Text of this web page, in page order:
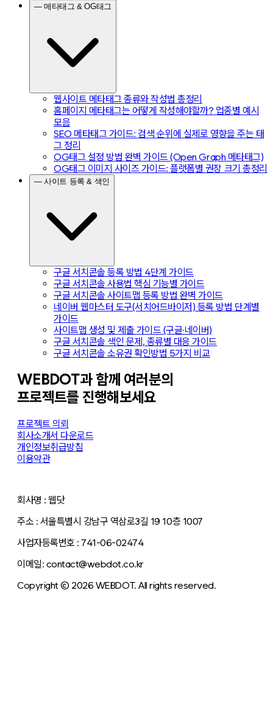
— 메타태그 & OG태그
웹사이트 메타태그 종류와 작성법 총정리
홈페이지 메타태그는 어떻게 작성해야할까? 업종별 예시
모음
SEO 메타태그 가이드: 검색 순위에 실제로 영향을 주는 태
그 정리
OG태그 설정 방법 완벽 가이드 (Open Graph 메타태그)
OG태그 이미지 사이즈 가이드: 플랫폼별 권장 크기 총정리
— 사이트 등록 & 색인
구글 서치콘솔 등록 방법 4단계 가이드
구글 서치콘솔 사용법 핵심 기능별 가이드
구글 서치콘솔 사이트맵 등록 방법 완벽 가이드
네이버 웹마스터 도구(서치어드바이저) 등록 방법 단계별
가이드
사이트맵 생성 및 제출 가이드 (구글·네이버)
구글 서치콘솔 색인 문제, 종류별 대응 가이드
구글 서치콘솔 소유권 확인방법 5가지 비교
WEBDOT과 함께 여러분의
프로젝트를 진행해보세요
프로젝트 의뢰
회사소개서 다운로드
개인정보취급방침
이용약관
회사명 : 웹닷
주소 : 서울특별시 강남구 역삼로3길 19 10층 1007
사업자등록번호 : 741-06-02474
이메일: contact@webdot.co.kr
Copyright © 2026 WEBDOT. All rights reserved.